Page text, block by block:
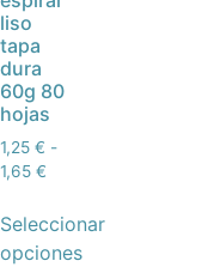
liso
tapa
dura
60g 80
hojas
1,25 € -
1,65 €
Seleccionar
opciones